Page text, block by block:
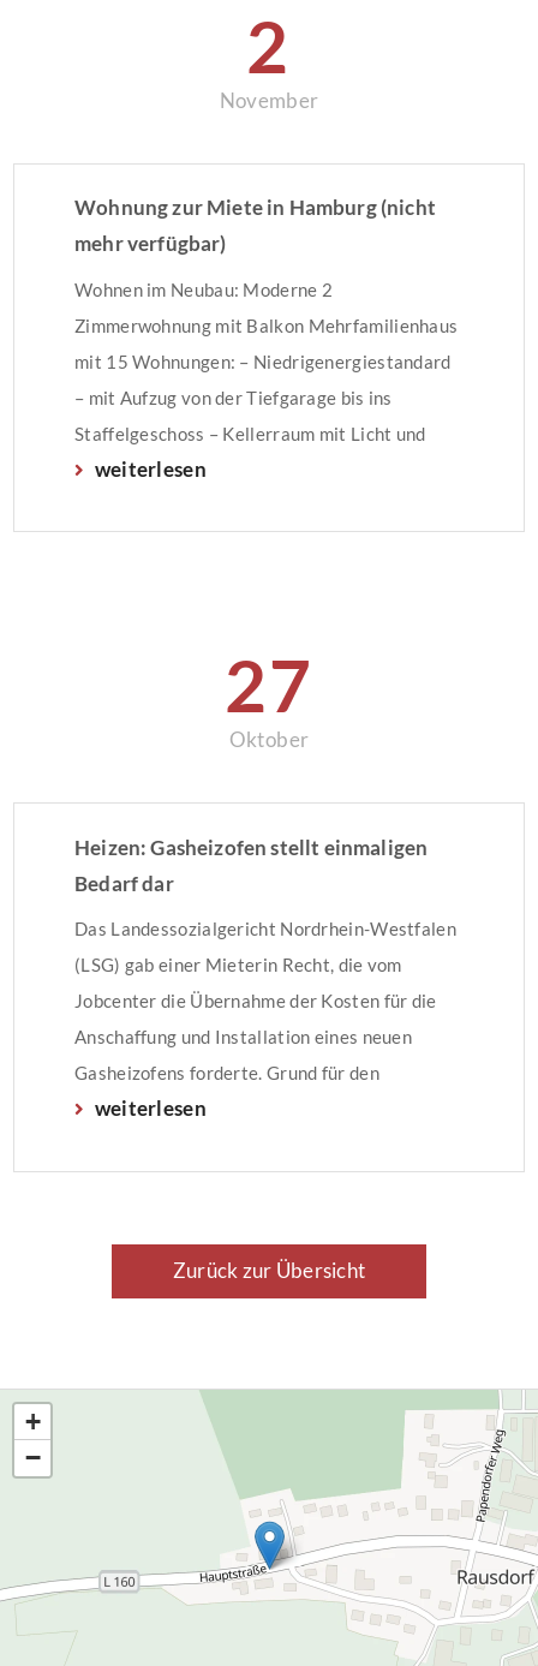
2
November
Wohnung zur Miete in Hamburg (nicht
mehr verfügbar)
Wohnen im Neubau: Moderne 2
Zimmerwohnung mit Balkon Mehrfamilienhaus
mit 15 Wohnungen: – Niedrigenergiestandard
– mit Aufzug von der Tiefgarage bis ins
Staffelgeschoss – Kellerraum mit Licht und
Steckdose – mit Fernwärmeheizung –
Videogegensprechanlage […]
weiterlesen
27
Oktober
Heizen: Gasheizofen stellt einmaligen
Bedarf dar
Das Landessozialgericht Nordrhein-Westfalen
(LSG) gab einer Mieterin Recht, die vom
Jobcenter die Übernahme der Kosten für die
Anschaffung und Installation eines neuen
Gasheizofens forderte. Grund für den
Rechtsstreit und das Urteil war eine Klausel im
weiterlesen
Zurück zur Übersicht
+
−